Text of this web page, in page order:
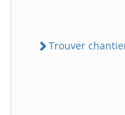
Trouver chantier